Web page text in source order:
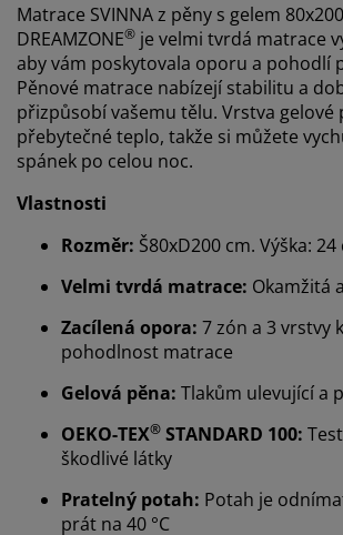
Matrace SVINNA z pěny s gelem
DREAMZONE® je velmi tvrdá matrace
aby vám poskytovala oporu a pohodlí
Pěnové matrace nabízejí stabilitu a
přizpůsobí vašemu tělu. Vrstva gelové
přebytečné teplo, takže si můžete
spánek po celou noc.
Vlastnosti
Rozměr: Š80xD200 cm. Výška: 24
Velmi tvrdá matrace: Okamžitá
Zacílená opora: 7 zón a 3 vrstvy
pohodlnost matrace
Gelová pěna: Tlakům ulevující a
OEKO-TEX® STANDARD 100:
škodlivé látky
Pratelný potah: Potah je
prát na 40 °C